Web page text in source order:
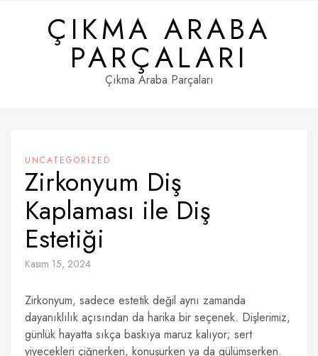
ÇIKMA ARABA
PARÇALARI
Çıkma Araba Parçaları
UNCATEGORIZED
Zirkonyum Diş
Kaplaması ile Diş
Estetiği
Kasım 15, 2024
Zirkonyum, sadece estetik değil aynı zamanda
dayanıklılık açısından da harika bir seçenek. Dişlerimiz,
günlük hayatta sıkça baskıya maruz kalıyor; sert
yiyecekleri çiğnerken, konuşurken ya da gülümserken.